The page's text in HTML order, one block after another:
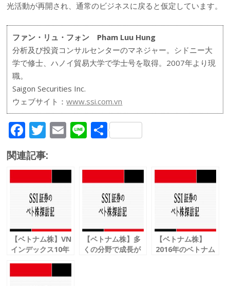
光活動が再開され、通常のビジネスに戻ると仮定しています。
ファン・リュ・フォン Pham Luu Hung
分析及び投資コンサルセンターのマネジャー。シドニー大
学で修士、ハノイ貿易大学で学士号を取得。2007年より現
職。
Saigon Securities Inc.
ウェブサイト：www.ssi.com.vn
F
ac
e
b
o
o
k
T
itt
er
E
l
Li 共
関連記事:
【ベトナム株】VN
インデックス10年
経済成長へ
【ベトナム株】多
くの分野で成長が
【ベトナム株】
2016年のベトナム